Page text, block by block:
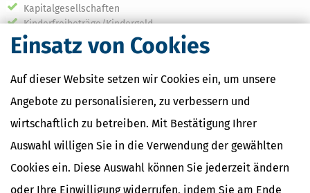
Einsatz von Cookies
Auf dieser Website setzen wir Cookies ein, um unsere
Angebote zu personalisieren, zu verbessern und
wirtschaftlich zu betreiben. Mit Bestätigung Ihrer
Auswahl willigen Sie in die Verwendung der gewählten
Cookies ein. Diese Auswahl können Sie jederzeit ändern
oder Ihre Einwilligung widerrufen, indem Sie am Ende
Kapitalgesellschaften
Kinderfreibeträge/Kindergeld
Körperschaftsteuer
Landwirtschaftliche Buchungsstelle
Lohnabrechnung
Personengesellschaften
Sanierung/Insolvenzen
Steuerstrafrecht
Subventionen/Fördermittel